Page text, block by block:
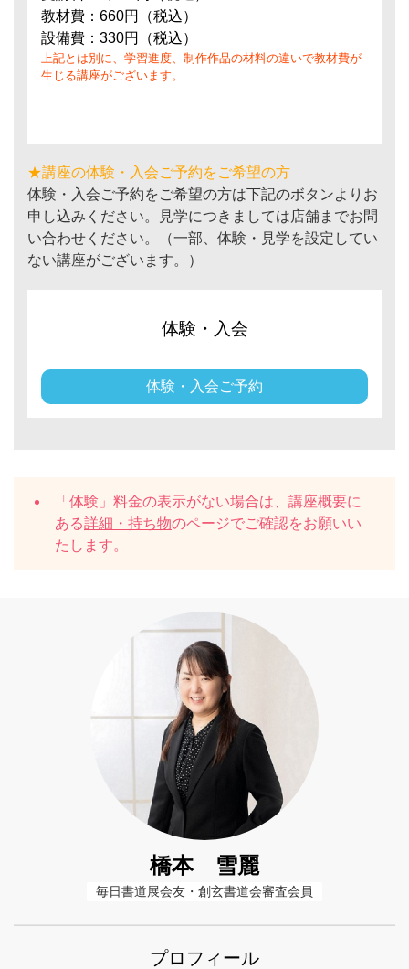
教材費：660円（税込）
設備費：330円（税込）
上記とは別に、学習進度、制作作品の材料の違いで教材費が
生じる講座がございます。
★講座の体験・入会ご予約をご希望の方
体験・入会ご予約をご希望の方は下記のボタンよりお
申し込みください。見学につきましては店舗までお問
い合わせください。（一部、体験・見学を設定してい
ない講座がございます。）
体験・入会
体験・入会ご予約
「体験」料金の表示がない場合は、講座概要に
ある詳細・持ち物のページでご確認をお願いい
たします。
橋本 雪麗
毎日書道展会友・創玄書道会審査会員
プロフィール